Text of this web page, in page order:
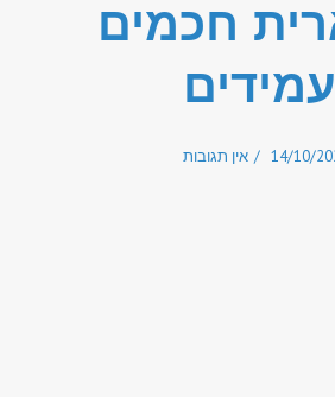
חכמים
14/10/ אין תגובות